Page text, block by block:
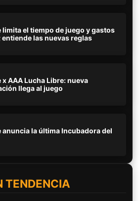
limita el tiempo de juego y gastos
entiende las nuevas reglas
x AAA Lucha Libre: nueva
llega al juego
anuncia la última Incubadora del
TENDENCIA